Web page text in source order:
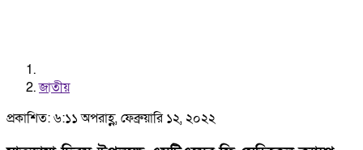
জাতীয়
প্রকাশিত: ৬:১১ অপরাহ্ণ, ফেব্রুয়ারি ১২, ২০২২